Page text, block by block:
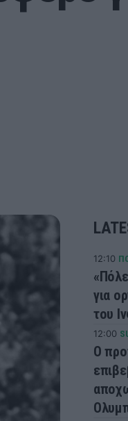
12:10
για
του
12:00
Ο